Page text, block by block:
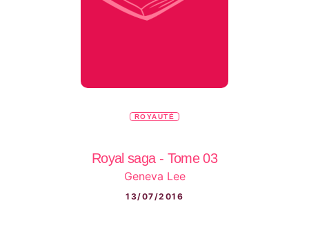
ROYAUTÉ
Royal saga - Tome 03
Geneva Lee
13/07/2016